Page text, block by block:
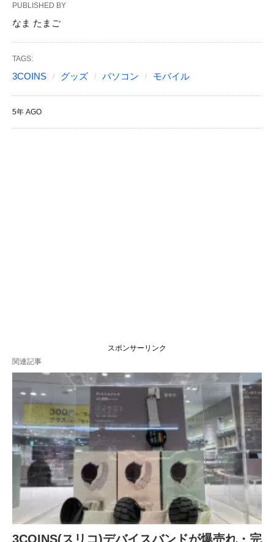
PUBLISHED BY
なま たまご
TAGS:
3COINS グッズ パソコン モバイル
5年 AGO
スポンサーリンク
関連記事
3COINS(スリコ)デバイスバンドが爆売れ・完